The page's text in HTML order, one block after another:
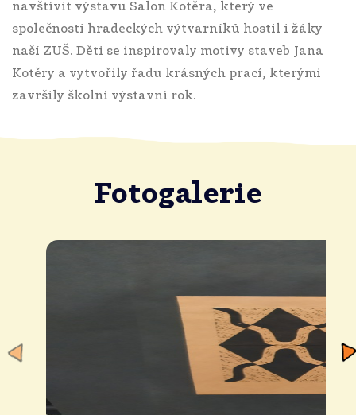
navštívit výstavu Salon Kotěra, který ve
společnosti hradeckých výtvarníků hostil i žáky
naší ZUŠ. Děti se inspirovaly motivy staveb Jana
Kotěry a vytvořily řadu krásných prací, kterými
završily školní výstavní rok.
Fotogalerie